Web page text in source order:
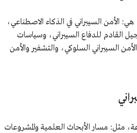
الأمن السيبراني في الذكاء الاصطناعي،
القادم للدفاع السيبراني، وسياسات
السيبراني السلوكي، والتشفير والأمن
مثل: مسار الأبحاث العلمية والمشروعات